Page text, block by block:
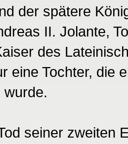
der spätere
II. Jolante,
des
eine Tochter, die
wurde.
seiner zweiten